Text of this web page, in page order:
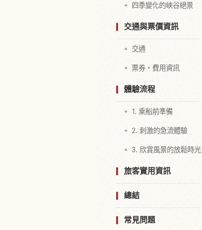
四季變化的峽谷絕景
交通與票價資訊
交通
票券・費用資訊
體驗流程
1. 乘船前準備
2. 刺激的急流體驗
3. 欣賞風景的放鬆時光
旅客實用資訊
總結
常見問題